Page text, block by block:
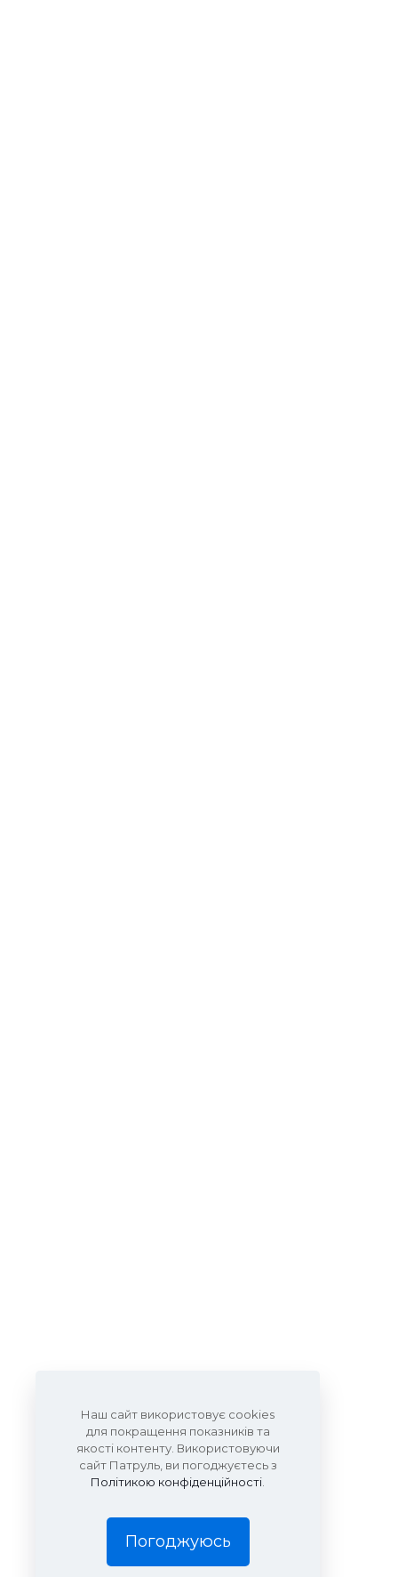
Наш сайт використовує cookies
для покращення показників та
якості контенту. Використовуючи
сайт Патруль, ви погоджуєтесь з
Політикою конфіденційності
Погоджуюсь